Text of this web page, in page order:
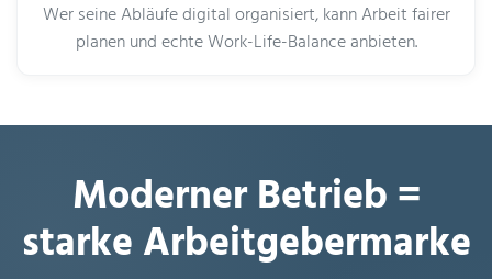
Wer seine Abläufe digital organisiert, kann Arbeit fairer
planen und echte Work-Life-Balance anbieten.
Moderner Betrieb =
starke Arbeitgebermarke